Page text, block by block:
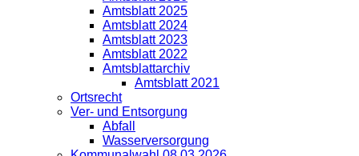
Amtsblatt 2025
Amtsblatt 2024
Amtsblatt 2023
Amtsblatt 2022
Amtsblattarchiv
Amtsblatt 2021
Ortsrecht
Ver- und Entsorgung
Abfall
Wasserversorgung